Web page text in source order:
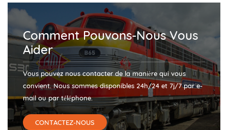
Comment Pouvons-Nous Vous
Aider
Vous pouvez nous contacter de la manière qui vous
convient. Nous sommes disponibles 24h/24 et 7j/7 par e-
mail ou par téléphone.
CONTACTEZ-NOUS